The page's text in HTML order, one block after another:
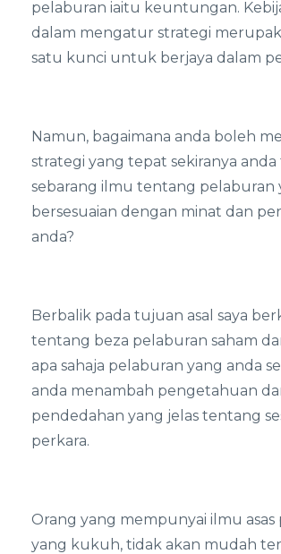
pelaburan iaitu keuntungan.
dalam mengatur strategi
satu kunci untuk berjaya dalam
Namun, bagaimana anda boleh
strategi yang tepat sekiranya anda
sebarang ilmu tentang pelaburan
bersesuaian dengan minat dan
anda?
Berbalik pada tujuan asal saya
tentang beza pelaburan saham
apa sahaja pelaburan yang anda
anda menambah pengetahuan
pendedahan yang jelas tentang
perkara.
Orang yang mempunyai ilmu asas
yang kukuh, tidak akan mudah